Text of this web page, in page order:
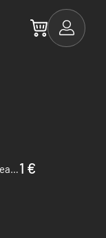
Goat Simulator: Waste of Space - PC & Mac (Steam)1 €